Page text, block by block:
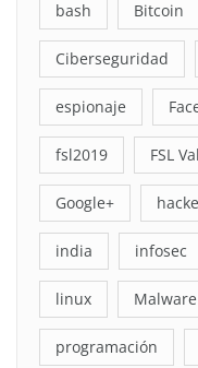
bash Bitcoin
Ciberseguridad
espionaje
fsl2019 FSL
Google+
india infosec
linux Malware
programación